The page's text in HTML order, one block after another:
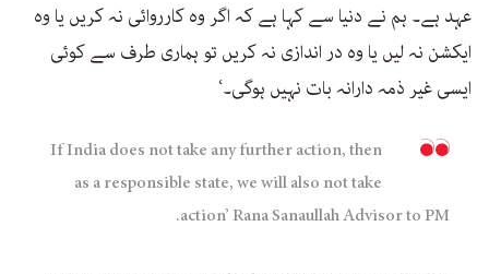
عہد ہے۔ ہم نے دنیا سے کہا ہے کہ اگر وہ کارروائی نہ کریں یا وہ
ایکشن نہ لیں یا وہ در اندازی نہ کریں تو ہماری طرف سے کوئی
ایسی غیر ذمہ دارانہ بات نہیں ہوگی۔‘
If India does not take any further action, then
as a responsible state, we will also not take
action’ Rana Sanaullah Advisor to PM.